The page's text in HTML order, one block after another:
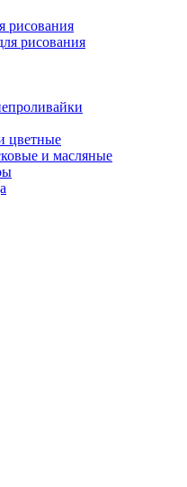
рисования
рисования
цветные
и масляные